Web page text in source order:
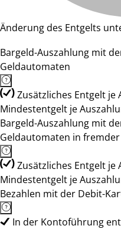
Änderung des Entgelts
Bargeld-Auszahlung mit
Geldautomaten
Zusätzliches Entgelt je
Mindestentgelt je
Bargeld-Auszahlung mit
Geldautomaten in
Zusätzliches Entgelt je
Mindestentgelt je
Bezahlen mit der Debit-
In der Kontoführung